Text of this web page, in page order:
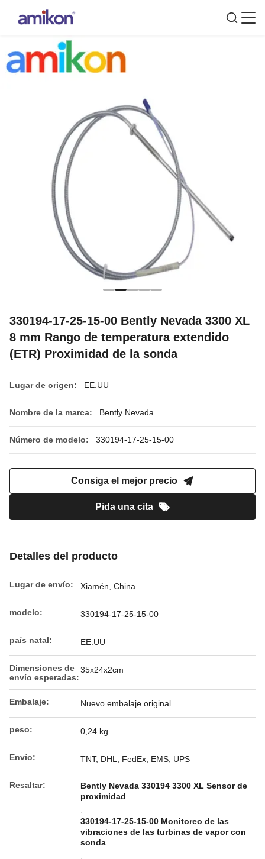
330194-17-25-15-00 Bently Nevada 3300 XL
8 mm Rango de temperatura extendido
(ETR) Proximidad de la sonda
Lugar de origen: EE.UU
Nombre de la marca: Bently Nevada
Número de modelo: 330194-17-25-15-00
Consiga el mejor precio
Pida una cita
Detalles del producto
Lugar de envío: Xiamén, China
modelo: 330194-17-25-15-00
país natal: EE.UU
Dimensiones de
envío esperadas:
35x24x2cm
Embalaje: Nuevo embalaje original.
peso: 0,24 kg
Envío: TNT, DHL, FedEx, EMS, UPS
Resaltar:
Bently Nevada 330194 3300 XL Sensor de
proximidad
330194-17-25-15-00 Monitoreo de las
vibraciones de las turbinas de vapor con
sonda